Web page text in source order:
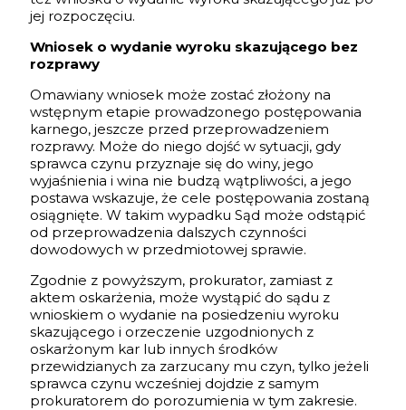
jej rozpoczęciu.
Wniosek o wydanie wyroku skazującego bez
rozprawy
Omawiany wniosek może zostać złożony na
wstępnym etapie prowadzonego postępowania
karnego, jeszcze przed przeprowadzeniem
rozprawy. Może do niego dojść w sytuacji, gdy
sprawca czynu przyznaje się do winy, jego
wyjaśnienia i wina nie budzą wątpliwości, a jego
postawa wskazuje, że cele postępowania zostaną
osiągnięte. W takim wypadku Sąd może odstąpić
od przeprowadzenia dalszych czynności
dowodowych w przedmiotowej sprawie.
Zgodnie z powyższym, prokurator, zamiast z
aktem oskarżenia, może wystąpić do sądu z
wnioskiem o wydanie na posiedzeniu wyroku
skazującego i orzeczenie uzgodnionych z
oskarżonym kar lub innych środków
przewidzianych za zarzucany mu czyn, tylko jeżeli
sprawca czynu wcześniej dojdzie z samym
prokuratorem do porozumienia w tym zakresie.